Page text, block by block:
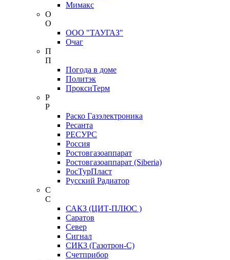
Мимакс
О
О
ООО "ТАУГАЗ"
Очаг
П
П
Погода в доме
Политэк
ПроксиТерм
Р
Р
Раско Газэлектроника
Ресанта
РЕСУРС
Россия
Ростовгазоаппарат
Ростовгазоаппарат (Siberia)
РосТурПласт
Русский Радиатор
С
С
САКЗ (ЦИТ-ПЛЮС )
Саратов
Север
Сигнал
СИКЗ (Газотрон-С)
Счетприбор